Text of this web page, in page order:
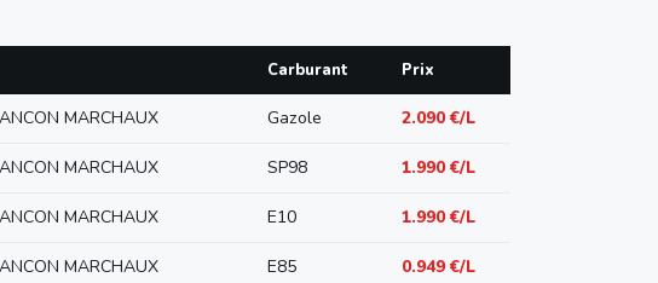
Carburant Prix
MARCHAUX Gazole 2.090 €/L
MARCHAUX SP98 1.990 €/L
MARCHAUX E10 1.990 €/L
MARCHAUX E85 0.949 €/L